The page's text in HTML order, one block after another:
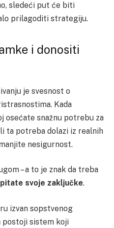
sledeći put će biti
prilagoditi strategiju.
i donositi
je svesnost o
Kada
osećate snažnu potrebu za
ta potreba dolazi iz realnih
nesigurnost.
– a to je znak da treba
svoje zaključke.
izvan sopstvenog
postoji sistem koji